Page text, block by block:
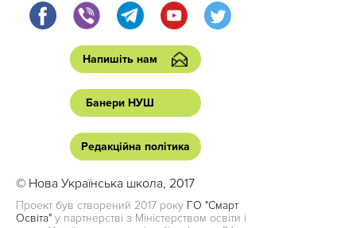
Напишіть нам
Банери НУШ
Редакційна політика
© Нова Українська школа, 2017
Проект був створений 2017 року ГО "Смарт
Освіта" у партнерстві з Міністерством освіти і